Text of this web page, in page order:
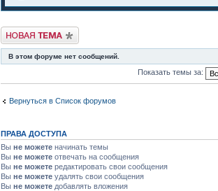
Новая тема
В этом форуме нет сообщений.
Показать темы за:
Вернуться в Список форумов
ПРАВА ДОСТУПА
Вы не можете начинать темы
Вы не можете отвечать на сообщения
Вы не можете редактировать свои сообщения
Вы не можете удалять свои сообщения
Вы не можете добавлять вложения